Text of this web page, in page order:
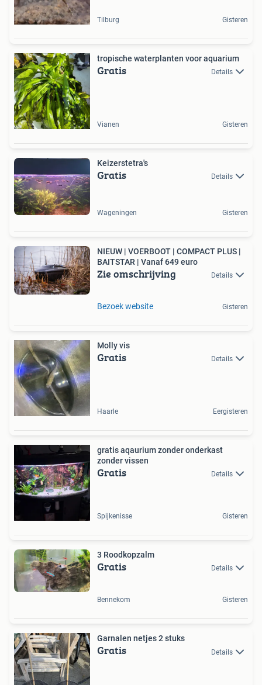
Tilburg Gisteren
tropische waterplanten voor aquarium
Gratis Details
Vianen Gisteren
Keizerstetra's
Gratis Details
Wageningen Gisteren
NIEUW | VOERBOOT | COMPACT PLUS |
BAITSTAR | Vanaf 649 euro
Zie omschrijving Details
Bezoek website Gisteren
Molly vis
Gratis Details
Haarle Eergisteren
gratis aqaurium zonder onderkast
zonder vissen
Gratis Details
Spijkenisse Gisteren
3 Roodkopzalm
Gratis Details
Bennekom Gisteren
Garnalen netjes 2 stuks
Gratis Details